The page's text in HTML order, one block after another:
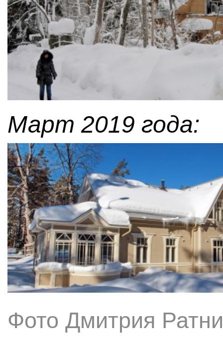
Март 2019 года:
Фото Дмитрия